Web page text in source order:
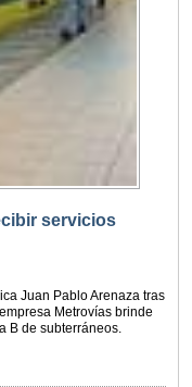
servicios
Juan Pablo Arenaza tras
Metrovías brinde
B de subterráneos.